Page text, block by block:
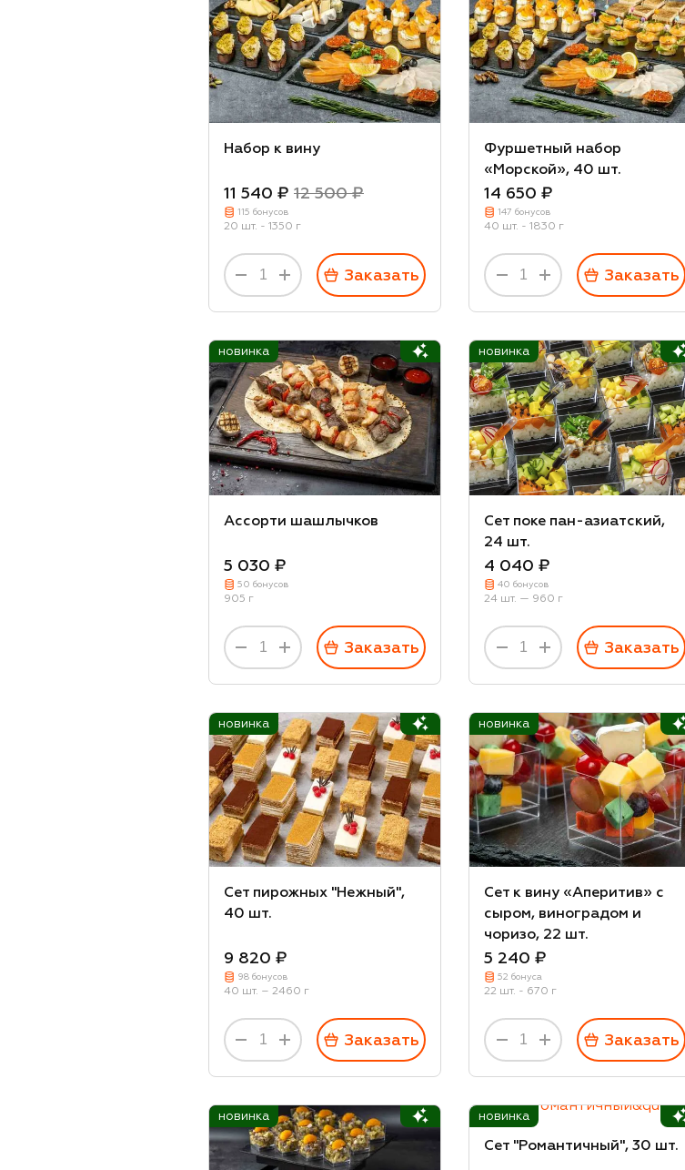
Набор к вину
11 540 ₽ 12 500 ₽
115 бонусов
20 шт. - 1350 г
Заказать
Фуршетный набор
«Морской», 40 шт.
14 650 ₽
147 бонусов
40 шт. - 1830 г
Заказать
новинка
Ассорти шашлычков
5 030 ₽
50 бонусов
905 г
Заказать
новинка
Сет поке пан-азиатский,
24 шт.
4 040 ₽
40 бонусов
24 шт. — 960 г
Заказать
новинка
Cет пирожных "Нежный",
40 шт.
9 820 ₽
98 бонусов
40 шт. – 2460 г
Заказать
новинка
Сет к вину «Аперитив» с
сыром, виноградом и
чоризо, 22 шт.
5 240 ₽
52 бонуса
22 шт. - 670 г
Заказать
новинка новинка
Сет "Романтичный", 30 шт.